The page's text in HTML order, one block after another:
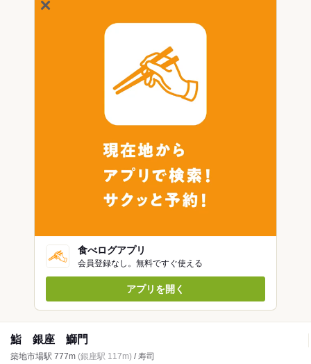
食べログアプリ
会員登録なし。無料ですぐ使える
アプリを開く
鮨 銀座 鰤門
築地市場駅 777m (銀座駅 117m) / 寿司